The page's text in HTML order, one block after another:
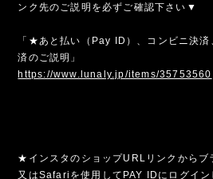
ンク先のご説明を必ずご確認下さい▼
「★あと払い（Pay ID）、コンビニ決
済のご説明」
https://www.lunaly.jp/items/35753560
★インスタのショップURLリンクからブ
又はSafariを使用してPAY IDにログイン